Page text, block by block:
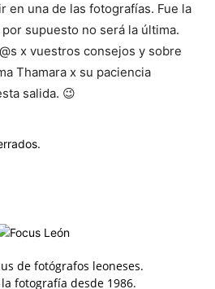
en una de las fotografías. Fue la
supuesto no será la última.
x vuestros consejos y sobre
Thamara x su paciencia
salida. 😉
de fotógrafos leoneses.
fotografía desde 1986.